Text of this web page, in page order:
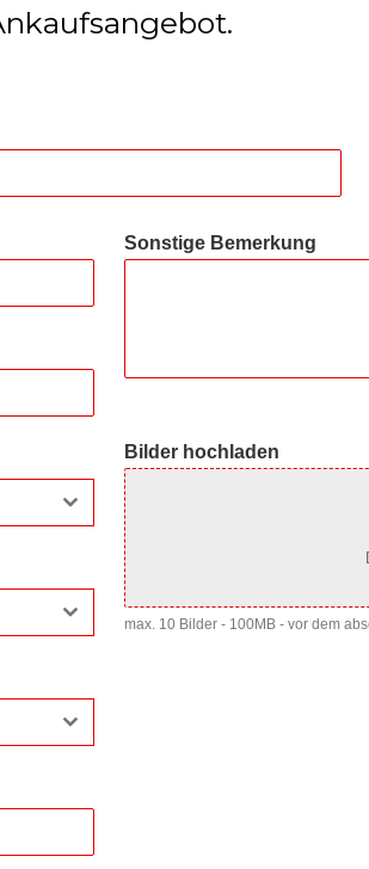
Sonstige Bemerkung
Bilder hochladen
max. 10 Bilder - 100MB - vor dem